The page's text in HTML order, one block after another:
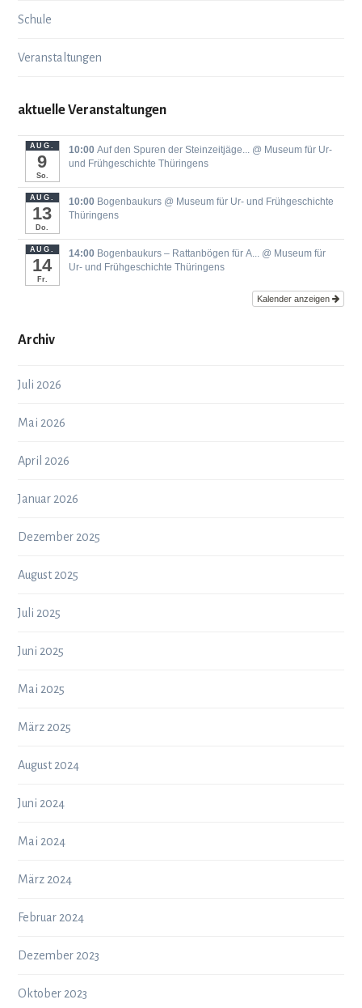
Schule
Veranstaltungen
aktuelle Veranstaltungen
AUG.
9
So.
10:00 Auf den Spuren der Steinzeitjäge... @ Museum für Ur-
und Frühgeschichte Thüringens
AUG.
13
Do.
10:00 Bogenbaukurs @ Museum für Ur- und Frühgeschichte
Thüringens
AUG.
14
Fr.
14:00 Bogenbaukurs ‒ Rattanbögen für A... @ Museum für
Ur- und Frühgeschichte Thüringens
Kalender anzeigen
Archiv
Juli 2026
Mai 2026
April 2026
Januar 2026
Dezember 2025
August 2025
Juli 2025
Juni 2025
Mai 2025
März 2025
August 2024
Juni 2024
Mai 2024
März 2024
Februar 2024
Dezember 2023
Oktober 2023